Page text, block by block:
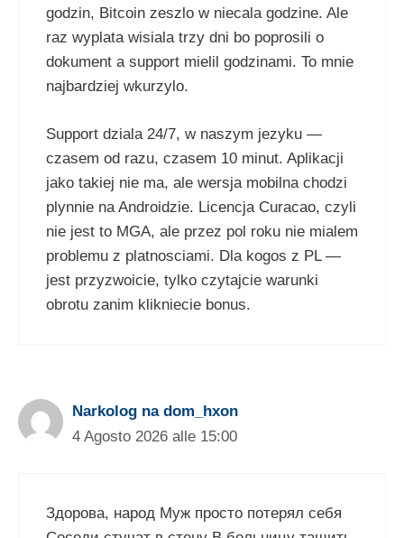
godzin, Bitcoin zeszlo w niecala godzine. Ale
raz wyplata wisiala trzy dni bo poprosili o
dokument a support mielil godzinami. To mnie
najbardziej wkurzylo.
Support dziala 24/7, w naszym jezyku —
czasem od razu, czasem 10 minut. Aplikacji
jako takiej nie ma, ale wersja mobilna chodzi
plynnie na Androidzie. Licencja Curacao, czyli
nie jest to MGA, ale przez pol roku nie mialem
problemu z platnosciami. Dla kogos z PL —
jest przyzwoicie, tylko czytajcie warunki
obrotu zanim klikniecie bonus.
Narkolog na dom_hxon
4 Agosto 2026 alle 15:00
Здорова, народ Муж просто потерял себя